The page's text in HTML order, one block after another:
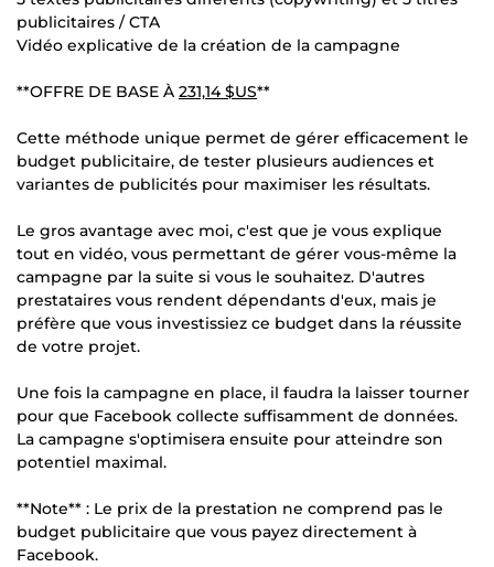
publicitaires / CTA
Vidéo explicative de la création de la campagne
**OFFRE DE BASE À 231,14 $US**
Cette méthode unique permet de gérer efficacement le
budget publicitaire, de tester plusieurs audiences et
variantes de publicités pour maximiser les résultats.
Le gros avantage avec moi, c'est que je vous explique
tout en vidéo, vous permettant de gérer vous-même la
campagne par la suite si vous le souhaitez. D'autres
prestataires vous rendent dépendants d'eux, mais je
préfère que vous investissiez ce budget dans la réussite
de votre projet.
Une fois la campagne en place, il faudra la laisser tourner
pour que Facebook collecte suffisamment de données.
La campagne s'optimisera ensuite pour atteindre son
potentiel maximal.
**Note** : Le prix de la prestation ne comprend pas le
budget publicitaire que vous payez directement à
Facebook.